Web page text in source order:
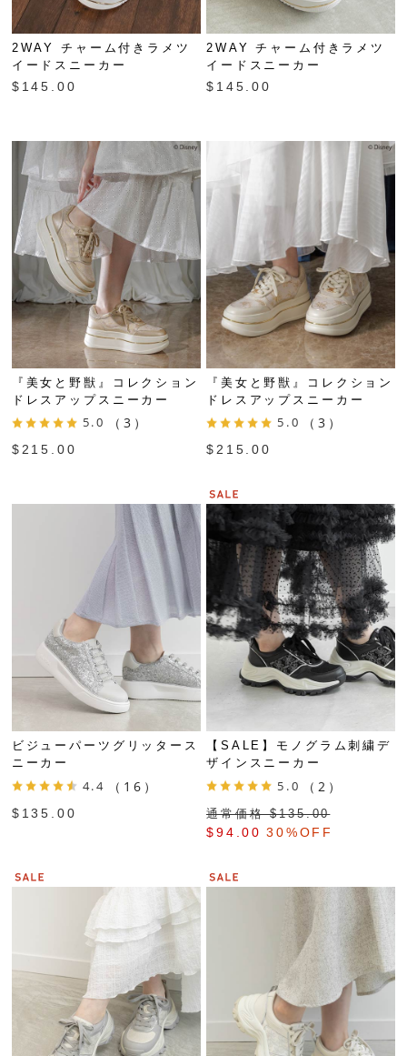
2WAY チャーム付きラメツ
イードスニーカー
$‌145.00
2WAY チャーム付きラメツ
イードスニーカー
$‌145.00
『美女と野獣』コレクション
ドレスアップスニーカー
5.0 （3）
$‌215.00
『美女と野獣』コレクション
ドレスアップスニーカー
5.0 （3）
$‌215.00
ビジューパーツグリッタース
ニーカー
4.4 （16）
$‌135.00
【SALE】モノグラム刺繍デ
ザインスニーカー
5.0 （2）
通常価格 $‌135.00
$‌94.00 30%OFF